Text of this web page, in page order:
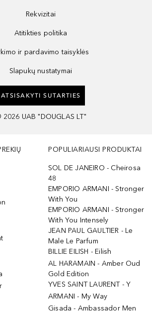
Rekvizitai
Atitikties politika
ir pardavimo taisyklės
Slapukų nustatymai
ATSISAKYTI SUTARTIES
2026 UAB "DOUGLAS LT"
POPULIARIAUSI PRODUKTAI
SOL DE JANEIRO - Cheirosa
48
EMPORIO ARMANI - Stronger
With You
EMPORIO ARMANI - Stronger
With You Intensely
JEAN PAUL GAULTIER - Le
Male Le Parfum
BILLIE EILISH - Eilish
AL HARAMAIN - Amber Oud
Gold Edition
YVES SAINT LAURENT - Y
ARMANI - My Way
Gisada - Ambassador Men